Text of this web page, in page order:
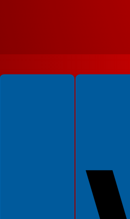
Spełniamy standardy WCAG 2.2 Spełniamy standardy